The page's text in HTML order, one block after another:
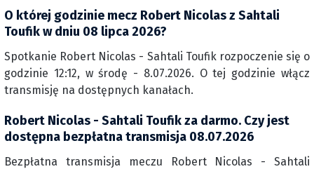
O której godzinie mecz Robert Nicolas z Sahtali
Toufik w dniu 08 lipca 2026?
Spotkanie Robert Nicolas - Sahtali Toufik rozpoczenie się o
godzinie 12:12, w środę - 8.07.2026. O tej godzinie włącz
transmisję na dostępnych kanałach.
Robert Nicolas - Sahtali Toufik za darmo. Czy jest
dostępna bezpłatna transmisja 08.07.2026
Bezpłatna transmisja meczu Robert Nicolas - Sahtali